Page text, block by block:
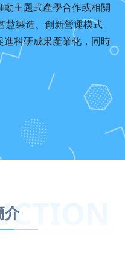
主題式產學合作或相關
慧製造、創新營運模式
科研成果產業化，同時
介